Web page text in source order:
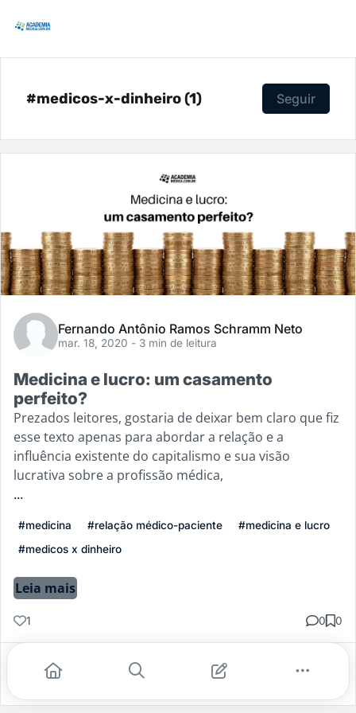
#medicos-x-dinheiro (1) Seguir
Fernando Antônio Ramos Schramm Neto
mar. 18, 2020 - 3 min de leitura
Medicina e lucro: um casamento
perfeito?
Prezados leitores, gostaria de deixar bem claro que fiz
esse texto apenas para abordar a relação e a
influência existente do capitalismo e sua visão
lucrativa sobre a profissão médica,
...
#medicina #relação médico-paciente
#medicina e lucro
#medicos x dinheiro
Leia mais
1 0 0
Gostei Comentar Salvar